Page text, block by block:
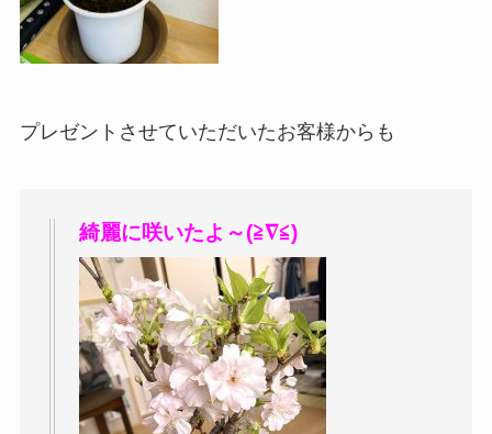
プレゼントさせていただいたお客様からも
綺麗に咲いたよ～(≧∇≦)